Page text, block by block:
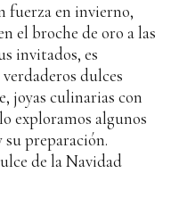
fuerza en invierno,
el broche de oro a las
invitados, es
dulces
joyas culinarias con
exploramos algunos
su preparación.
de la Navidad